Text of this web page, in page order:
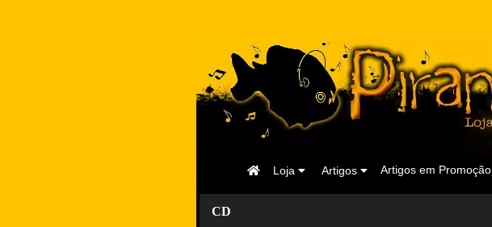
Artigos em Promoção
Artigos
Loja
Página
CD